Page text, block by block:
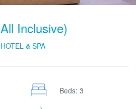
Inclusive)
& SPA
Beds: 3